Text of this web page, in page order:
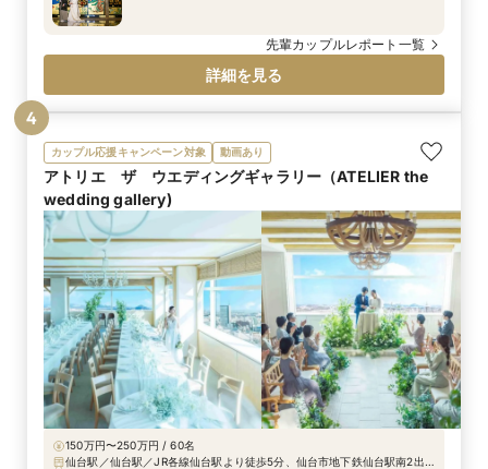
先輩カップルレポート一覧
詳細を見る
カップル応援キャンペーン対象 動画あり
アトリエ ザ ウエディングギャラリー（ATELIER the
wedding gallery)
150万円〜250万円 / 60名
仙台駅／仙台駅／JR各線仙台駅より徒歩5分、仙台市地下鉄仙台駅南2出口
4